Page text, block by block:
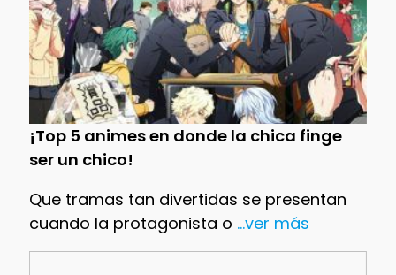
¡Top 5 animes en donde la chica finge
ser un chico!
Que tramas tan divertidas se presentan
cuando la protagonista o ...ver más